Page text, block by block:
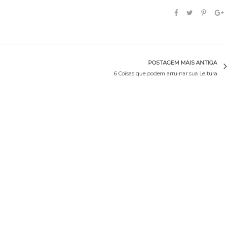
POSTAGEM MAIS ANTIGA
6 Coisas que podem arruinar sua Leitura